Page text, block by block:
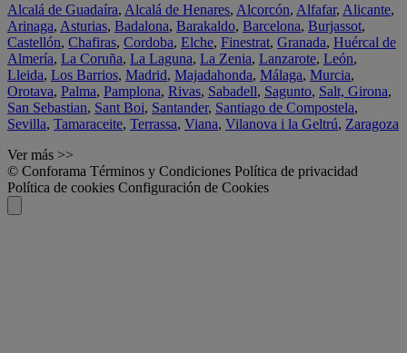
Alcalá de Guadaíra, Alcalá de Henares, Alcorcón, Alfafar, Alicante,
Arinaga, Asturias, Badalona, Barakaldo, Barcelona, Burjassot,
Castellón, Chafiras, Cordoba, Elche, Finestrat, Granada, Huércal de
Almería, La Coruña, La Laguna, La Zenia, Lanzarote, León,
Lleida, Los Barrios, Madrid, Majadahonda, Málaga, Murcia,
Orotava, Palma, Pamplona, Rivas, Sabadell, Sagunto, Salt, Girona,
San Sebastian, Sant Boi, Santander, Santiago de Compostela,
Sevilla, Tamaraceite, Terrassa, Viana, Vilanova i la Geltrú, Zaragoza
Ver más >>
© Conforama Términos y Condiciones Política de privacidad
Política de cookies Configuración de Cookies